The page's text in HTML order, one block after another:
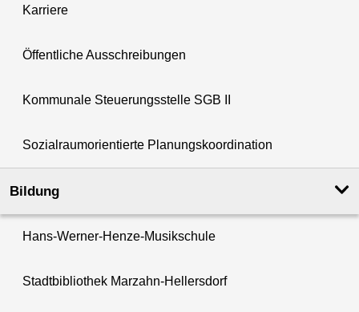
Karriere
Öffentliche Ausschreibungen
Kommunale Steuerungsstelle SGB II
Sozialraumorientierte Planungskoordination
Bildung
Hans-Werner-Henze-Musikschule
Stadtbibliothek Marzahn-Hellersdorf